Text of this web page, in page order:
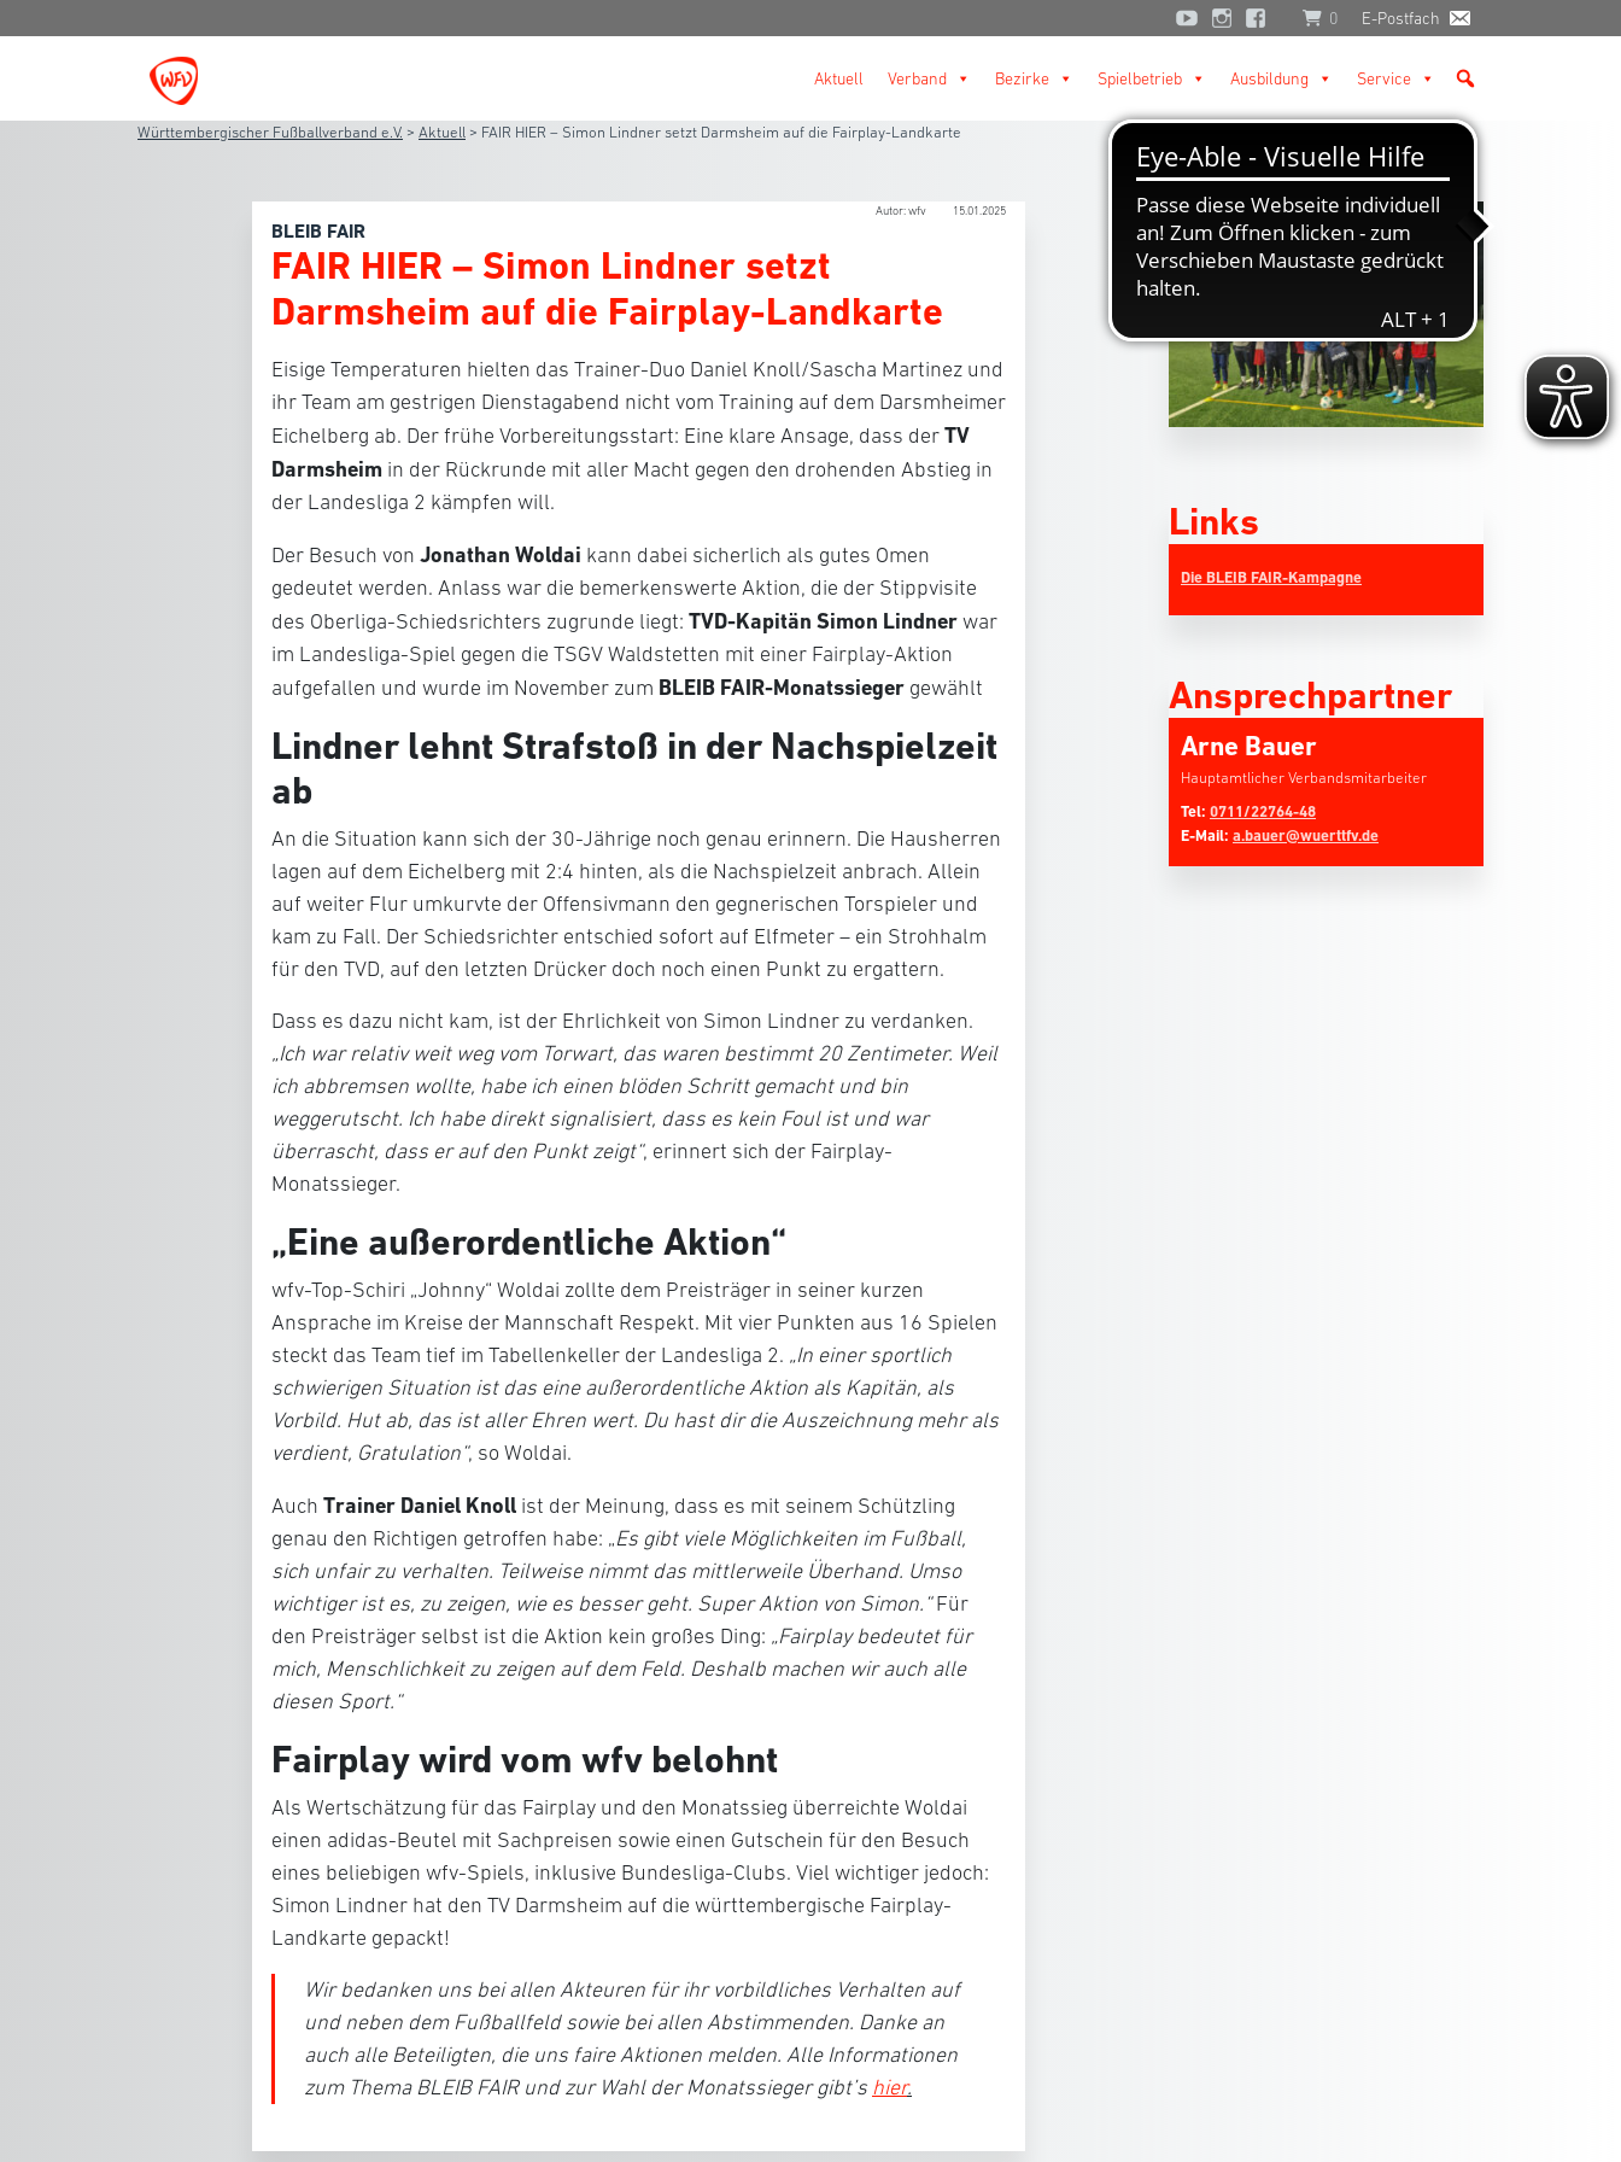
0 E-Postfach
Aktuell Verband Bezirke Spielbetrieb Ausbildung Service
Württembergischer Fußballverband e.V. > Aktuell > FAIR HIER – Simon Lindner setzt Darmsheim auf die Fairplay-Landkarte
Autor: wfv 15.01.2025
BLEIB FAIR
FAIR HIER – Simon Lindner setzt
Darmsheim auf die Fairplay-Landkarte
Eisige Temperaturen hielten das Trainer-Duo Daniel Knoll/Sascha Martinez und
ihr Team am gestrigen Dienstagabend nicht vom Training auf dem Darsmheimer
Eichelberg ab. Der frühe Vorbereitungsstart: Eine klare Ansage, dass der TV
Darmsheim in der Rückrunde mit aller Macht gegen den drohenden Abstieg in
der Landesliga 2 kämpfen will.
Der Besuch von Jonathan Woldai kann dabei sicherlich als gutes Omen
gedeutet werden. Anlass war die bemerkenswerte Aktion, die der Stippvisite
des Oberliga-Schiedsrichters zugrunde liegt: TVD-Kapitän Simon Lindner war
im Landesliga-Spiel gegen die TSGV Waldstetten mit einer Fairplay-Aktion
aufgefallen und wurde im November zum BLEIB FAIR-Monatssieger gewählt
Lindner lehnt Strafstoß in der Nachspielzeit
ab
An die Situation kann sich der 30-Jährige noch genau erinnern. Die Hausherren
lagen auf dem Eichelberg mit 2:4 hinten, als die Nachspielzeit anbrach. Allein
auf weiter Flur umkurvte der Offensivmann den gegnerischen Torspieler und
kam zu Fall. Der Schiedsrichter entschied sofort auf Elfmeter – ein Strohhalm
für den TVD, auf den letzten Drücker doch noch einen Punkt zu ergattern.
Dass es dazu nicht kam, ist der Ehrlichkeit von Simon Lindner zu verdanken.
„Ich war relativ weit weg vom Torwart, das waren bestimmt 20 Zentimeter. Weil
ich abbremsen wollte, habe ich einen blöden Schritt gemacht und bin
weggerutscht. Ich habe direkt signalisiert, dass es kein Foul ist und war
überrascht, dass er auf den Punkt zeigt“, erinnert sich der Fairplay-
Monatssieger.
„Eine außerordentliche Aktion“
wfv-Top-Schiri „Johnny“ Woldai zollte dem Preisträger in seiner kurzen
Ansprache im Kreise der Mannschaft Respekt. Mit vier Punkten aus 16 Spielen
steckt das Team tief im Tabellenkeller der Landesliga 2. „In einer sportlich
schwierigen Situation ist das eine außerordentliche Aktion als Kapitän, als
Vorbild. Hut ab, das ist aller Ehren wert. Du hast dir die Auszeichnung mehr als
verdient, Gratulation“, so Woldai.
Auch Trainer Daniel Knoll ist der Meinung, dass es mit seinem Schützling
genau den Richtigen getroffen habe: „Es gibt viele Möglichkeiten im Fußball,
sich unfair zu verhalten. Teilweise nimmt das mittlerweile Überhand. Umso
wichtiger ist es, zu zeigen, wie es besser geht. Super Aktion von Simon.“Für
den Preisträger selbst ist die Aktion kein großes Ding: „Fairplay bedeutet für
mich, Menschlichkeit zu zeigen auf dem Feld. Deshalb machen wir auch alle
diesen Sport.“
Fairplay wird vom wfv belohnt
Als Wertschätzung für das Fairplay und den Monatssieg überreichte Woldai
einen adidas-Beutel mit Sachpreisen sowie einen Gutschein für den Besuch
eines beliebigen wfv-Spiels, inklusive Bundesliga-Clubs. Viel wichtiger jedoch:
Simon Lindner hat den TV Darmsheim auf die württembergische Fairplay-
Landkarte gepackt!
Wir bedanken uns bei allen Akteuren für ihr vorbildliches Verhalten auf
und neben dem Fußballfeld sowie bei allen Abstimmenden. Danke an
auch alle Beteiligten, die uns faire Aktionen melden. Alle Informationen
zum Thema BLEIB FAIR und zur Wahl der Monatssieger gibt’s hier.
Links
Die BLEIB FAIR-Kampagne
Ansprechpartner
Arne Bauer
Hauptamtlicher Verbandsmitarbeiter
Tel: 0711/22764-48
E-Mail: a.bauer@wuerttfv.de